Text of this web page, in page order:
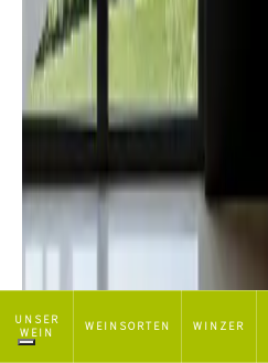
UNSER
WEIN
WEINSORTEN WINZER